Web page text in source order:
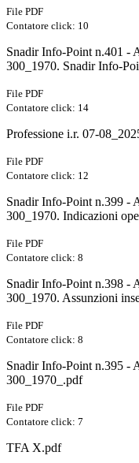
File PDF
Contatore click: 10
Snadir Info-Point n.401 -
300_1970. Snadir Info-
File PDF
Contatore click: 14
Professione i.r. 07-
File PDF
Contatore click: 12
Snadir Info-Point n.399 -
300_1970. Indicazioni
File PDF
Contatore click: 8
Snadir Info-Point n.398 -
300_1970. Assunzioni
File PDF
Contatore click: 8
Snadir Info-Point n.395 -
300_1970_.pdf
File PDF
Contatore click: 7
TFA X.pdf